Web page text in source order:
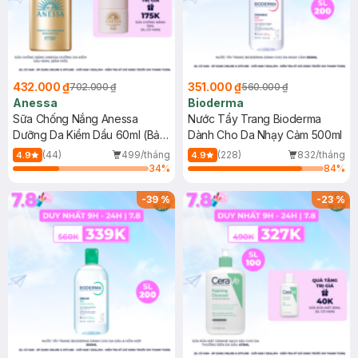
432.000 ₫702.000 ₫
Anessa
Sữa Chống Nắng Anessa
Dưỡng Da Kiềm Dầu 60ml (Bản
Mới)
4.9 (44)
499/tháng
34%
351.000 ₫560.000 ₫
Bioderma
Nước Tẩy Trang Bioderma
Dành Cho Da Nhạy Cảm 500ml
4.9 (228)
832/tháng
84%
-39% -23%